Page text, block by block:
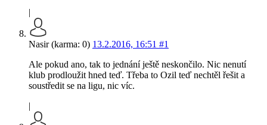
|
Nasir (karma: 0) 13.2.2016, 16:51 #1
Ale pokud ano, tak to jednání ještě neskončilo. Nic nenutí
klub prodloužit hned teď. Třeba to Ozil teď nechtěl řešit a
soustředit se na ligu, nic víc.
|